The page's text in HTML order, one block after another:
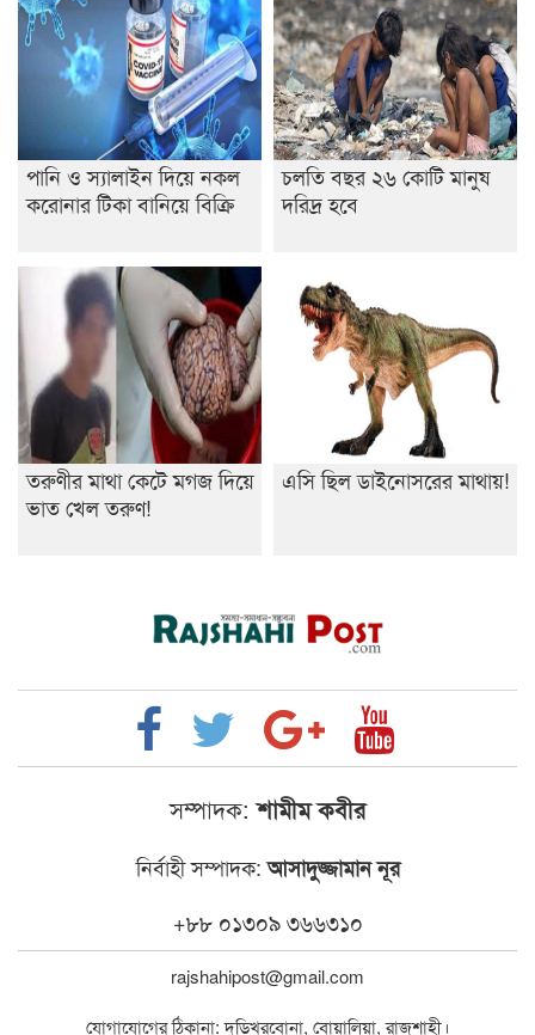
পানি ও স্যালাইন দিয়ে নকল
করোনার টিকা বানিয়ে বিক্রি
চলতি বছর ২৬ কোটি মানুষ
দরিদ্র হবে
তরুণীর মাথা কেটে মগজ দিয়ে
ভাত খেল তরুণ!
এসি ছিল ডাইনোসরের মাথায়!
সম্পাদক: শামীম কবীর
নির্বাহী সম্পাদক:আসাদুজ্জামান নূর
+৮৮ ০১৩০৯ ৩৬৬৩১০
rajshahipost@gmail.com
যোগাযোগের ঠিকানা: দড়িখরবোনা, বোয়ালিয়া, রাজশাহী।